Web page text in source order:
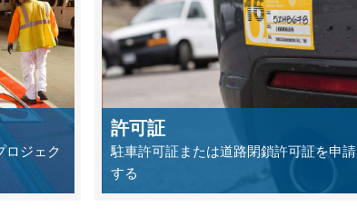
ロジェク
許可証
駐車許可証または道路閉鎖許可証を申請
する